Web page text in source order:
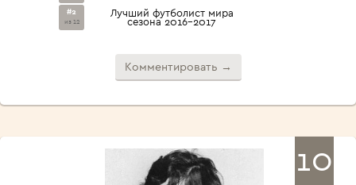
#2
из 12
Лучший футболист мира
сезона 2016-2017
Комментировать →
10